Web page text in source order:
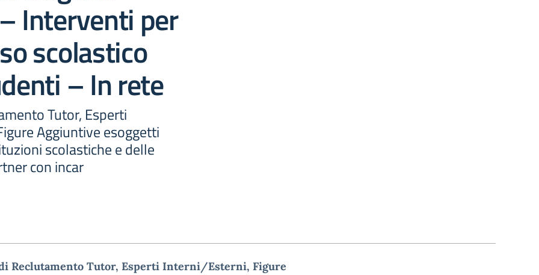
Interventi per
scolastico
– In rete
Tutor, Esperti
Aggiuntive esoggetti
scolastiche e delle
con incar
Reclutamento Tutor, Esperti Interni/Esterni, Figure